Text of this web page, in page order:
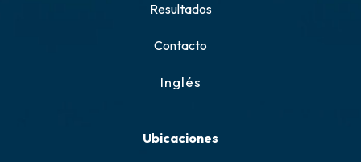
Resultados
Contacto
Inglés
Ubicaciones